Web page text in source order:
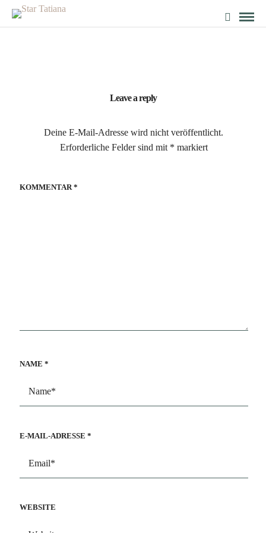
Leave a reply
Deine E-Mail-Adresse wird nicht veröffentlicht.
Erforderliche Felder sind mit * markiert
KOMMENTAR *
NAME *
E-MAIL-ADRESSE *
WEBSITE